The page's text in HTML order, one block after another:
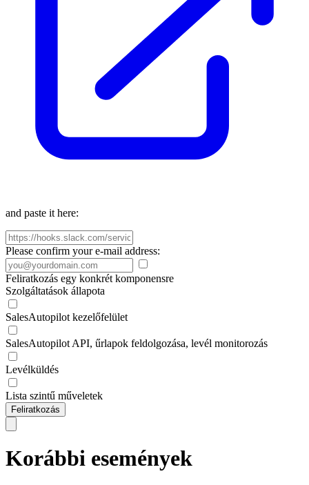
and paste it here:
Please confirm your e-mail address:
Feliratkozás egy konkrét komponensre
Szolgáltatások állapota
SalesAutopilot kezelőfelület
SalesAutopilot API, űrlapok feldolgozása, levél monitorozás
Levélküldés
Lista szintű műveletek
Feliratkozás
Korábbi események